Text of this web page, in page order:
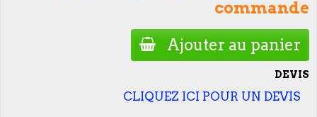
commande
Ajouter au panier
DEVIS
CLIQUEZ ICI POUR UN DEVIS